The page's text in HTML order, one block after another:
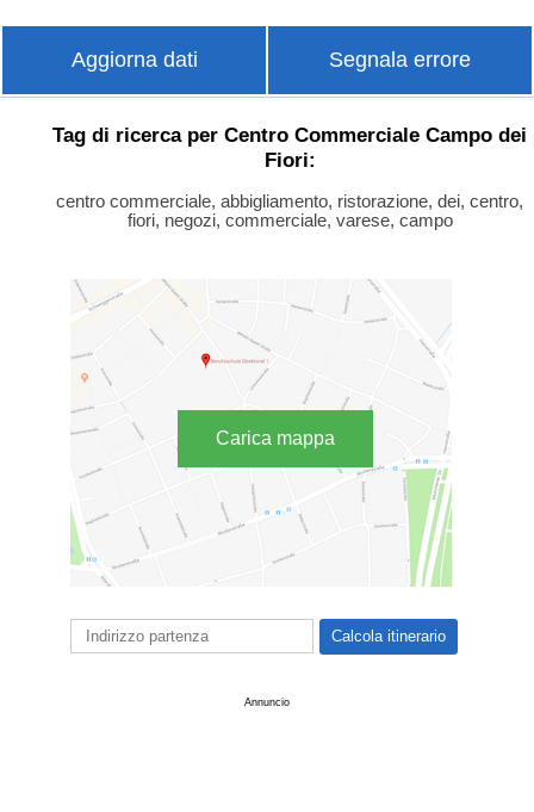
Aggiorna dati Segnala errore
Tag di ricerca per Centro Commerciale Campo dei
Fiori:
centro commerciale, abbigliamento, ristorazione, dei, centro,
fiori, negozi, commerciale, varese, campo
Carica mappa
Annuncio